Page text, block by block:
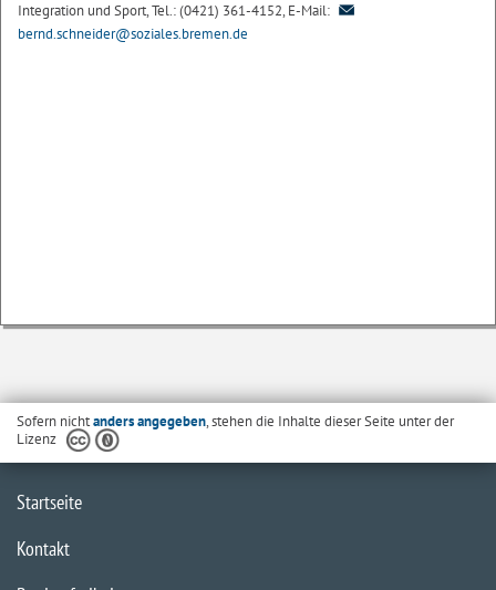
Integration und Sport, Tel.: (0421) 361-4152, E-Mail:
bernd.schneider@soziales.bremen.de
Sofern nichtanders angegeben, stehen die Inhalte dieser Seite unter der
Lizenz
Startseite
Kontakt